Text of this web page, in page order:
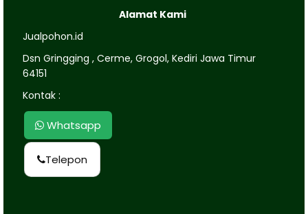
Alamat Kami
Jualpohon.id
Dsn Gringging , Cerme, Grogol, Kediri Jawa Timur
64151
Kontak :
Whatsapp
Telepon